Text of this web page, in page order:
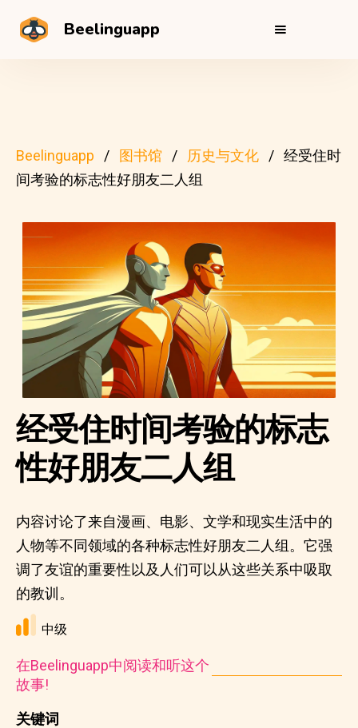
Beelinguapp
Beelinguapp 图书馆 历史与文化
经受住时
间考验的标志性好朋友二人组
关键词
经受住时间考验的标志
性好朋友二人组
内容讨论了来自漫画、电影、文学和现实生活中的
人物等不同领域的各种标志性好朋友二人组。它强
调了友谊的重要性以及人们可以从这些关系中吸取
的教训。
中级
在Beelinguapp中阅读和听这个
故事!